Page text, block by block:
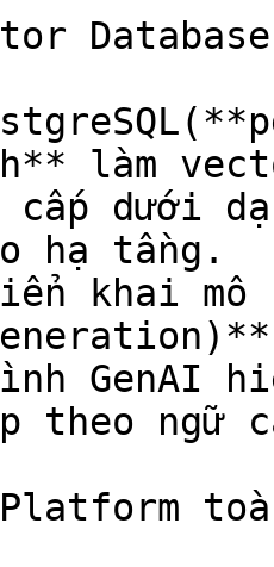
làm
cấp dưới
hạ tầng.
khai mô
GenAI
theo ngữ